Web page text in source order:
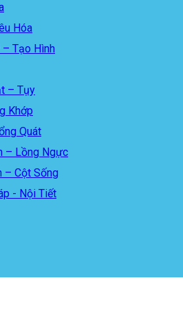
Hóa
Tạo Hình
– Tụy
Khớp
Quát
– Lồng Ngực
– Cột Sống
- Nội Tiết